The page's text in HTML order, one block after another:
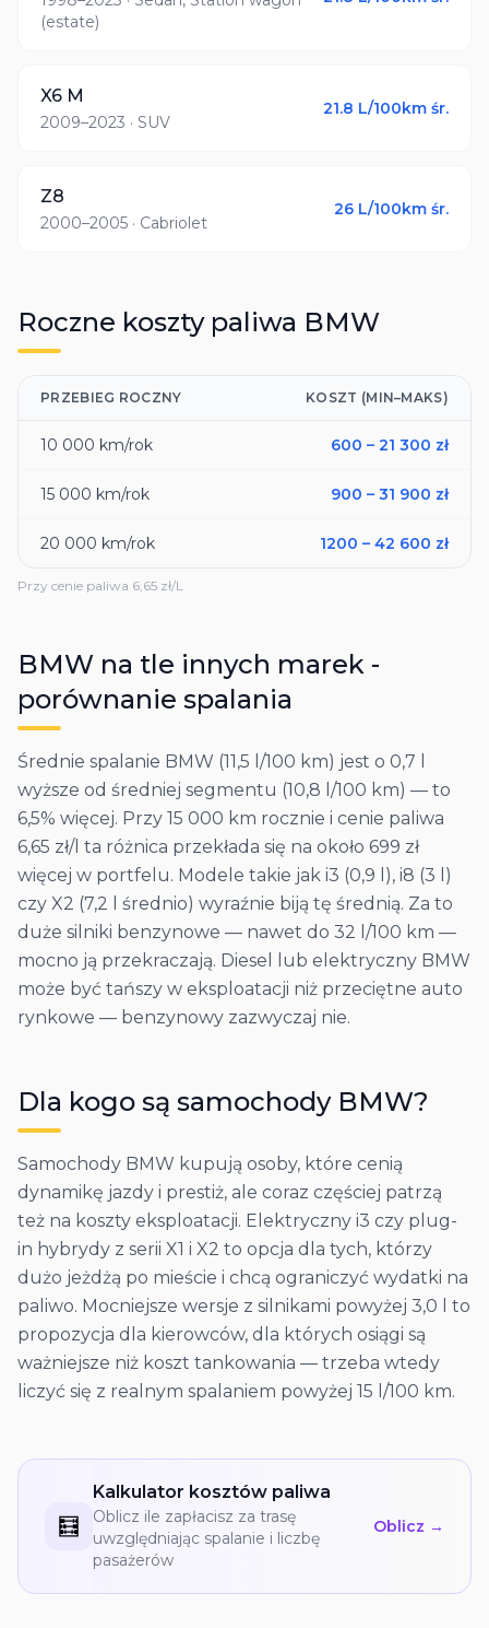
(estate)
X6 M
2009–2023 · SUV
21.8 L/100km śr.
Z8
2000–2005 · Cabriolet
26 L/100km śr.
Roczne koszty paliwa BMW
PRZEBIEG ROCZNY KOSZT (MIN–MAKS)
10 000 km/rok 600 – 21 300 zł
15 000 km/rok 900 – 31 900 zł
20 000 km/rok 1200 – 42 600 zł
Przy cenie paliwa 6,65 zł/L
BMW na tle innych marek -
porównanie spalania
Średnie spalanie BMW (11,5 l/100 km) jest o 0,7 l
wyższe od średniej segmentu (10,8 l/100 km) — to
6,5% więcej. Przy 15 000 km rocznie i cenie paliwa
6,65 zł/l ta różnica przekłada się na około 699 zł
więcej w portfelu. Modele takie jak i3 (0,9 l), i8 (3 l)
czy X2 (7,2 l średnio) wyraźnie biją tę średnią. Za to
duże silniki benzynowe — nawet do 32 l/100 km —
mocno ją przekraczają. Diesel lub elektryczny BMW
może być tańszy w eksploatacji niż przeciętne auto
rynkowe — benzynowy zazwyczaj nie.
Dla kogo są samochody BMW?
Samochody BMW kupują osoby, które cenią
dynamikę jazdy i prestiż, ale coraz częściej patrzą
też na koszty eksploatacji. Elektryczny i3 czy plug-
in hybrydy z serii X1 i X2 to opcja dla tych, którzy
dużo jeżdżą po mieście i chcą ograniczyć wydatki na
paliwo. Mocniejsze wersje z silnikami powyżej 3,0 l to
propozycja dla kierowców, dla których osiągi są
ważniejsze niż koszt tankowania — trzeba wtedy
liczyć się z realnym spalaniem powyżej 15 l/100 km.
🧮
Kalkulator kosztów paliwa
Oblicz ile zapłacisz za trasę
uwzględniając spalanie i liczbę
pasażerów
Oblicz →